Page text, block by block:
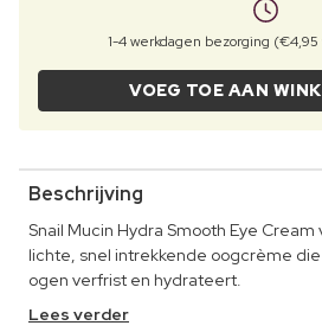
1-4 werkdagen bezorging
VOEG TOE AAN
Beschrijving
Snail Mucin Hydra Smooth Eye Cream
lichte, snel intrekkende oogcrème
ogen verfrist en hydrateert.
Lees verder